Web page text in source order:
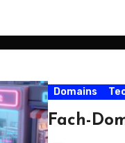
Domains
Fach-